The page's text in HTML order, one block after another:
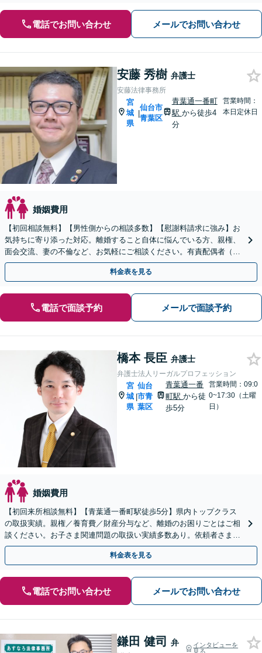
電話でお問い合わせ メールでお問い合わせ
安藤 秀樹 弁護士
安藤法律事務所
宮
城
県
|
仙台市
青葉区
青葉通一番町
駅 から徒歩4
分
営業時間：
本日定休日
婚姻費用
【初回相談無料】【男性側からの相談多数】【慰謝料請求に強み】お
気持ちに寄り添った対応。離婚すること自体に悩んでいる方、親権、
面会交流、妻の不倫など、お気軽にご相談ください。有責配偶者（不
倫した側）の相談も対応します。【青葉通一番町駅4分】
料金表を見る
電話で面談予約 メールで面談予約
橋本 長臣 弁護士
弁護士法人リーガルプロフェッション
宮
城
県
|
仙台
市青
葉区
青葉通一番
町駅から徒
歩5分
営業時間：09:0
0~17:30（土曜
日）
婚姻費用
【初回来所相談無料】【青葉通一番町駅徒歩5分】県内トップクラス
の取扱実績。親権／養育費／財産分与など、離婚のお困りごとはご相
談ください。お子さま関連問題の取扱い実績多数あり。依頼者さまの
状況やご要望に寄り添い、最善の解決を目指します。
料金表を見る
電話でお問い合わせ メールでお問い合わせ
鎌田 健司
弁
インタビューを
見る